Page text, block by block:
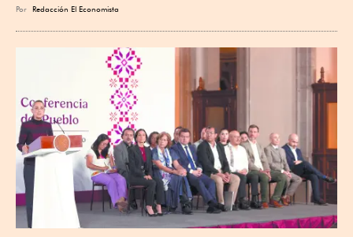
Por Redacción El Economista